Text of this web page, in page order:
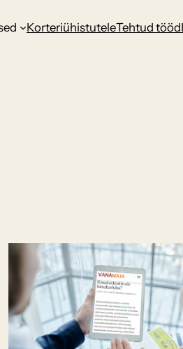
KorteriühistuteleTehtud tööd